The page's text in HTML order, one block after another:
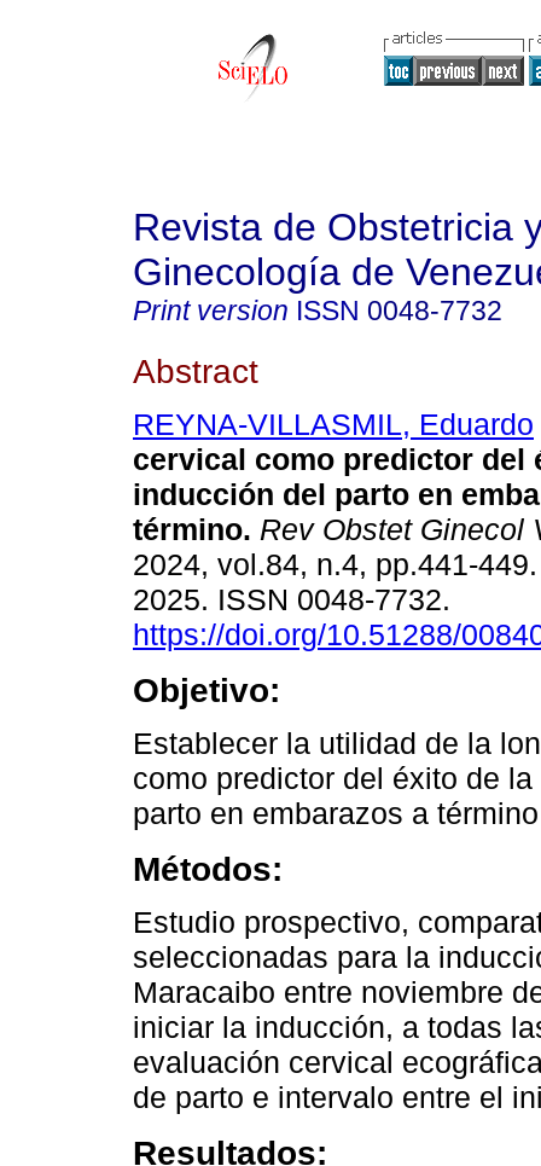
Revista de Obstetricia
Ginecología de
Print version ISSN 0048-7732
Abstract
REYNA-VILLASMIL, Eduardo
cervical como predictor del
inducción del parto en
término. Rev Obstet Ginecol
2024, vol.84, n.4, pp.441-
2025. ISSN 0048-7732.
https://doi.org/10.51288/
Objetivo:
Establecer la utilidad de la
como predictor del éxito de
parto en embarazos a
Métodos:
Estudio prospectivo,
seleccionadas para la
Maracaibo entre noviembre
iniciar la inducción, a todas
evaluación cervical
de parto e intervalo entre el
Resultados: